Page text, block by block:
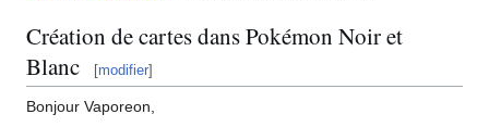
Création de cartes dans Pokémon Noir et
Blanc
[modifier]
Bonjour Vaporeon,